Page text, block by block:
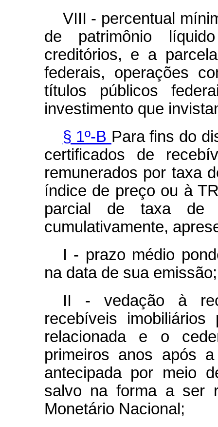
VIII - percentual
de patrimônio
creditórios, e a
federais, operações
títulos públicos
investimento que
§ 1º-B Para fins do
certificados de
remunerados por taxa
índice de preço ou à
parcial de taxa de
cumulativamente,
I - prazo médio
na data de sua emissão;
II - vedação à
recebíveis
relacionada e o
primeiros anos após
antecipada por meio
salvo na forma a ser
Monetário Nacional;